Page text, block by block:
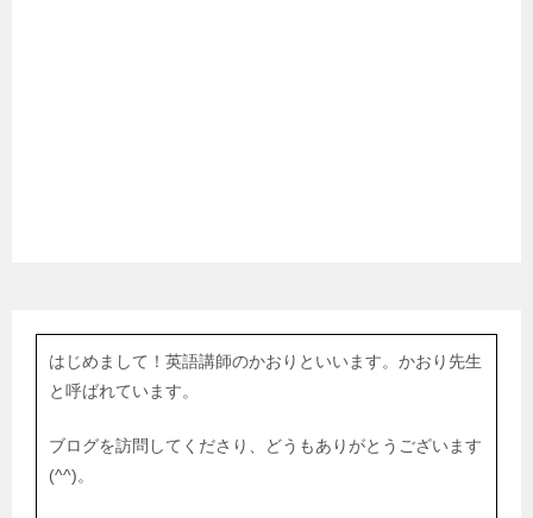
はじめまして！英語講師のかおりといいます。かおり先生
と呼ばれています。
ブログを訪問してくださり、どうもありがとうございます
(^^)。